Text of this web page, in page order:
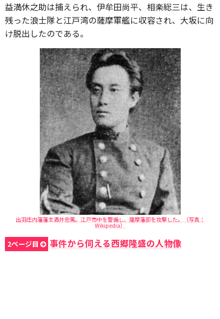
益満休之助は捕えられ、伊牟田尚平、相楽総三は、生き
残った浪士隊と江戸湾の薩摩軍艦に収容され、大坂に向
け脱出したのである。
出羽庄内藩藩主酒井忠篤。江戸市中を警備し、薩摩藩邸を攻撃した。（写真：
Wikipedia）
2ページ目 事件から伺える西郷隆盛の人物像